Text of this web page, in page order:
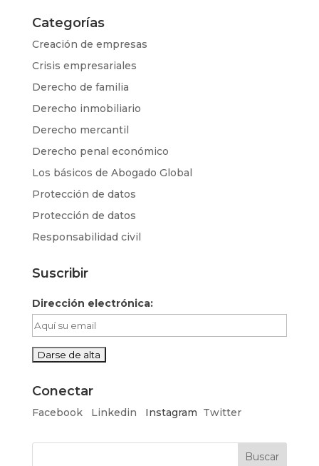
Categorías
Creación de empresas
Crisis empresariales
Derecho de familia
Derecho inmobiliario
Derecho mercantil
Derecho penal económico
Los básicos de Abogado Global
Protección de datos
Protección de datos
Responsabilidad civil
Suscribir
Dirección electrónica:
Conectar
Facebook Linkedin Instagram Twitter